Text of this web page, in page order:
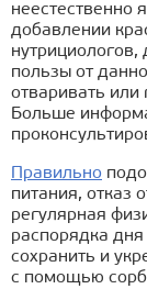
неестественно
добавлении
нутрициологов,
пользы от
отваривать или
Больше
Правильно
питания, отказ
регулярная
распорядка
сохранить и
с помощью